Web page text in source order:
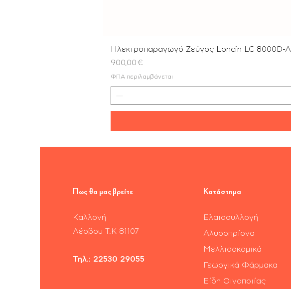
Ηλεκτροπαραγωγό Ζεύγος Loncin LC 8000D-A
Τιμή
900,00 €
ΦΠΑ περιλαμβάνεται
Πως θα μας βρείτε
Καλλονή
​Λέσβου Τ.Κ 81107
Τηλ.: 22530 29055
Κατάστημα
Ελαιοσυλλογή
Αλυσοπρίονα
Μελλισοκομικά
Γεωργικά Φάρμακα
Είδη Οινοποιίας